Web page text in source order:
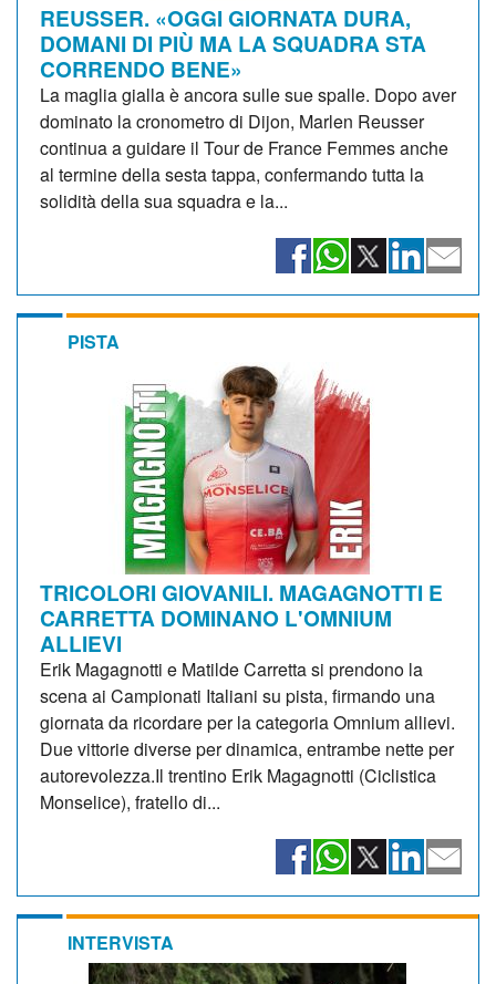
REUSSER. «OGGI GIORNATA DURA,
DOMANI DI PIÙ MA LA SQUADRA STA
CORRENDO BENE»
La maglia gialla è ancora sulle sue spalle. Dopo aver
dominato la cronometro di Dijon, Marlen Reusser
continua a guidare il Tour de France Femmes anche
al termine della sesta tappa, confermando tutta la
solidità della sua squadra e la...
PISTA
TRICOLORI GIOVANILI. MAGAGNOTTI E
CARRETTA DOMINANO L'OMNIUM
ALLIEVI
Erik Magagnotti e Matilde Carretta si prendono la
scena ai Campionati Italiani su pista, firmando una
giornata da ricordare per la categoria Omnium allievi.
Due vittorie diverse per dinamica, entrambe nette per
autorevolezza.Il trentino Erik Magagnotti (Ciclistica
Monselice), fratello di...
INTERVISTA